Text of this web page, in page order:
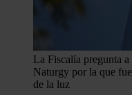
La Fiscalía pregunta
Naturgy por la que
de la luz